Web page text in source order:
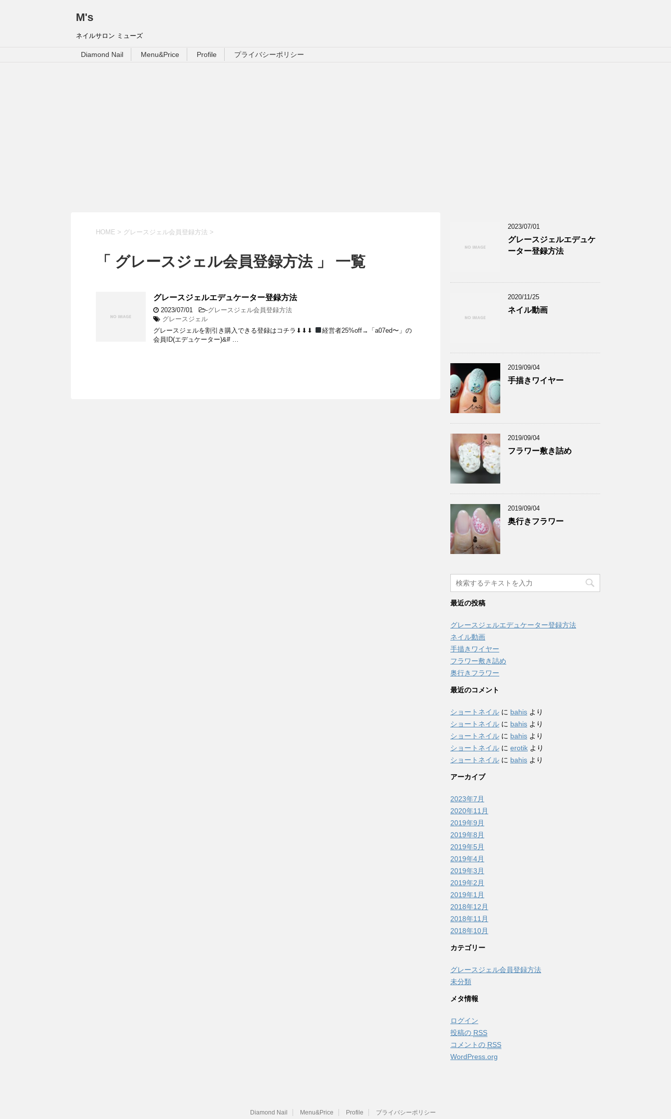
M's
ネイルサロン ミューズ
Diamond Nail Menu&Price Profile プライバシーポリシー
HOME > グレースジェル会員登録方法 >
「 グレースジェル会員登録方法 」 一覧
グレースジェルエデュケーター登録方法
2023/07/01 -グレースジェル会員登録方法
グレースジェル
グレースジェルを割引き購入できる登録はコチラ⬇︎⬇︎⬇︎
経営者25%off→「a07ed〜」の
会員ID(エデュケーター)&# …
2023/07/01
グレースジェルエデュケ
ーター登録方法
2020/11/25
ネイル動画
2019/09/04
手描きワイヤー
2019/09/04
フラワー敷き詰め
2019/09/04
奥行きフラワー
最近の投稿
グレースジェルエデュケーター登録方法
ネイル動画
手描きワイヤー
フラワー敷き詰め
奥行きフラワー
最近のコメント
ショートネイル に bahis より
ショートネイル に bahis より
ショートネイル に bahis より
ショートネイル に erotik より
ショートネイル に bahis より
アーカイブ
2023年7月
2020年11月
2019年9月
2019年8月
2019年5月
2019年4月
2019年3月
2019年2月
2019年1月
2018年12月
2018年11月
2018年10月
カテゴリー
グレースジェル会員登録方法
未分類
メタ情報
ログイン
投稿の RSS
コメントの RSS
WordPress.org
Diamond Nail Menu&Price Profile プライバシーポリシー